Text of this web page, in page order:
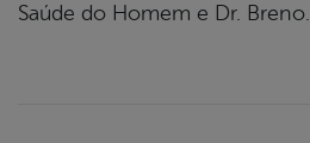
Saúde do Homem e Dr. Breno.